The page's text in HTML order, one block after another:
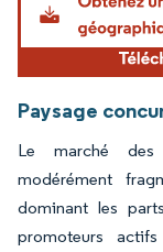
Paysage
Le marché des
modérément
dominant les
promoteurs